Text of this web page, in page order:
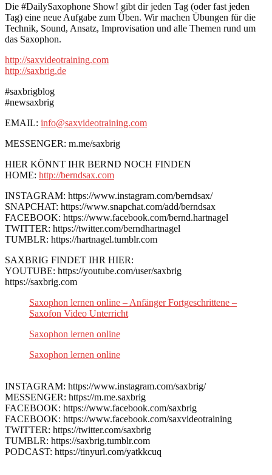
Die #DailySaxophone Show! gibt dir jeden Tag (oder fast jeden
Tag) eine neue Aufgabe zum Üben. Wir machen Übungen für die
Technik, Sound, Ansatz, Improvisation und alle Themen rund um
das Saxophon.
http://saxvideotraining.com
http://saxbrig.de
#saxbrigblog
#newsaxbrig
EMAIL: info@saxvideotraining.com
MESSENGER: m.me/saxbrig
HIER KÖNNT IHR BERND NOCH FINDEN
HOME: http://berndsax.com
INSTAGRAM: https://www.instagram.com/berndsax/
SNAPCHAT: https://www.snapchat.com/add/berndsax
FACEBOOK: https://www.facebook.com/bernd.hartnagel
TWITTER: https://twitter.com/berndhartnagel
TUMBLR: https://hartnagel.tumblr.com
SAXBRIG FINDET IHR HIER:
YOUTUBE: https://youtube.com/user/saxbrig
https://saxbrig.com
Saxophon lernen online – Anfänger Fortgeschrittene –
Saxofon Video Unterricht
Saxophon lernen online
Saxophon lernen online
INSTAGRAM: https://www.instagram.com/saxbrig/
MESSENGER: https://m.me.saxbrig
FACEBOOK: https://www.facebook.com/saxbrig
FACEBOOK: https://www.facebook.com/saxvideotraining
TWITTER: https://twitter.com/saxbrig
TUMBLR: https://saxbrig.tumblr.com
PODCAST: https://tinyurl.com/yatkkcuq